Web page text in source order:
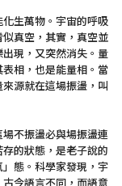
生萬物。宇宙的呼吸
真空，其實，真空並
現，又突然消失。量
相，也是能量相。當
源就在這場振盪，叫
不振盪必與場振盪連
的狀態，是老子說的
態。科學家發現，宇
今語言不同，而語意